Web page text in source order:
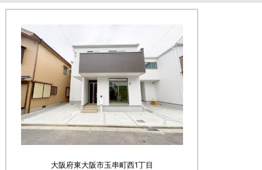
大阪府東大阪市玉串町西1丁目